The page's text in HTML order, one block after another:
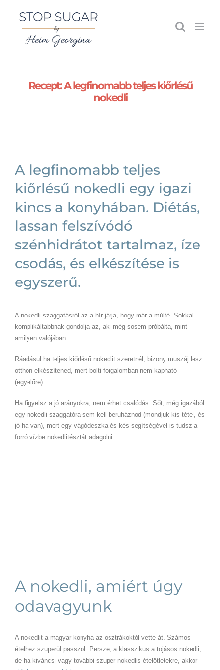
Recept: A legfinomabb teljes kiőrlésű
nokedli
A legfinomabb teljes
kiőrlésű nokedli egy igazi
kincs a konyhában. Diétás,
lassan felszívódó
szénhidrátot tartalmaz, íze
csodás, és elkészítése is
egyszerű.
A nokedli szaggatásról az a hír járja, hogy már a múlté. Sokkal
komplikáltabbnak gondolja az, aki még sosem próbálta, mint
amilyen valójában.
Ráadásul ha teljes kiőrlésű nokedlit szeretnél, bizony muszáj lesz
otthon elkészítened, mert bolti forgalomban nem kapható
(egyelőre).
Ha figyelsz a jó arányokra, nem érhet csalódás. Sőt, még igazából
egy nokedli szaggatóra sem kell beruháznod (mondjuk kis tétel, és
jó ha van), mert egy vágódeszka és kés segítségével is tudsz a
forró vízbe nokedlitésztát adagolni.
A nokedli, amiért úgy
odavagyunk
A nokedlit a magyar konyha az osztrákoktól vette át. Számos
ételhez szuperül passzol. Persze, a klasszikus a tojásos nokedli,
de ha kiváncsi vagy további szuper nokedlis ételötletekre, akkor